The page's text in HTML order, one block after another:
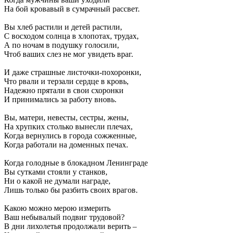
На бой кровавый в сумрачный рассвет.
Вы хлеб растили и детей растили,
С восходом солнца в хлопотах, трудах,
А по ночам в подушку голосили,
Чтоб ваших слез не мог увидеть враг.
И даже страшные листочки-похоронки,
Что рвали и терзали сердце в кровь,
Надежно прятали в свои схоронки
И принимались за работу вновь.
Вы, матери, невесты, сестры, жены,
На хрупких столько вынесли плечах,
Когда вернулись в города сожженные,
Когда работали на доменных печах.
Когда голодные в блокадном Ленинграде
Вы сутками стояли у станков,
Ни о какой не думали награде,
Лишь только бы разбить своих врагов.
Какою можно мерою измерить
Ваш небывалый подвиг трудовой?
В дни лихолетья продолжали верить –